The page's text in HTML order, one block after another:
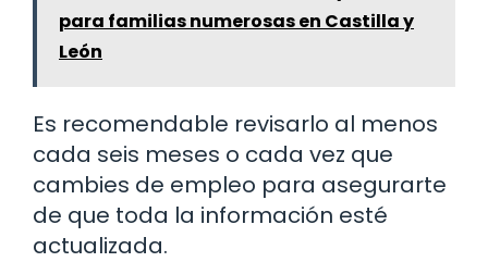
para familias numerosas en Castilla y
León
Es recomendable revisarlo al menos
cada seis meses o cada vez que
cambies de empleo para asegurarte
de que toda la información esté
actualizada.